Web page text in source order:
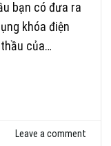
bạn có đưa ra
khóa điện
của…
Leave a comment